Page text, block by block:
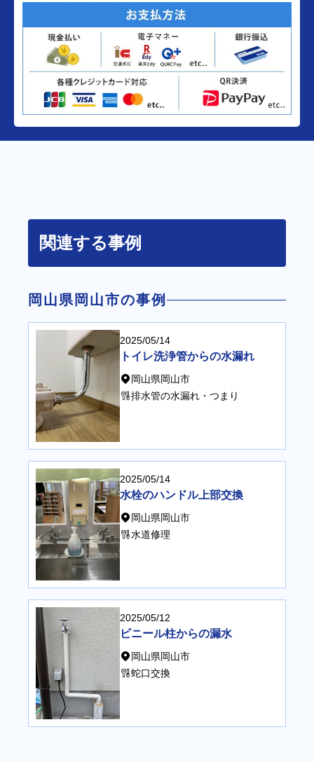
関連する事例
岡山県岡山市の事例
2025/05/14
トイレ洗浄管からの水漏れ
岡山県岡山市
排水管の水漏れ・つまり
2025/05/14
水栓のハンドル上部交換
岡山県岡山市
水道修理
2025/05/12
ビニール柱からの漏水
岡山県岡山市
蛇口交換